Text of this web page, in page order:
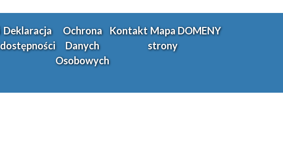
Deklaracja
dostępności
Ochrona
Danych
Osobowych
Kontakt Mapa
strony
DOMENY